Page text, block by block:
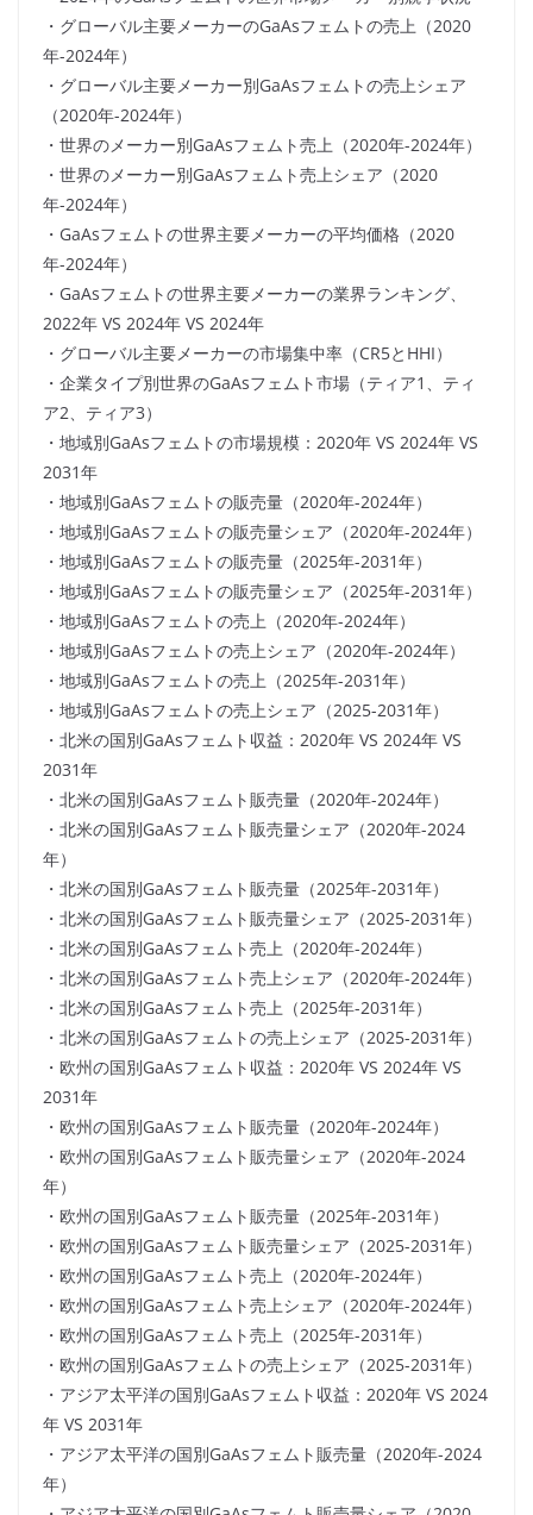
・グローバル主要メーカーのGaAsフェムトの売上（2020
年-2024年）
・グローバル主要メーカー別GaAsフェムトの売上シェア
（2020年-2024年）
・世界のメーカー別GaAsフェムト売上（2020年-2024年）
・世界のメーカー別GaAsフェムト売上シェア（2020
年-2024年）
・GaAsフェムトの世界主要メーカーの平均価格（2020
年-2024年）
・GaAsフェムトの世界主要メーカーの業界ランキング、
2022年 VS 2024年 VS 2024年
・グローバル主要メーカーの市場集中率（CR5とHHI）
・企業タイプ別世界のGaAsフェムト市場（ティア1、ティ
ア2、ティア3）
・地域別GaAsフェムトの市場規模：2020年 VS 2024年 VS
2031年
・地域別GaAsフェムトの販売量（2020年-2024年）
・地域別GaAsフェムトの販売量シェア（2020年-2024年）
・地域別GaAsフェムトの販売量（2025年-2031年）
・地域別GaAsフェムトの販売量シェア（2025年-2031年）
・地域別GaAsフェムトの売上（2020年-2024年）
・地域別GaAsフェムトの売上シェア（2020年-2024年）
・地域別GaAsフェムトの売上（2025年-2031年）
・地域別GaAsフェムトの売上シェア（2025-2031年）
・北米の国別GaAsフェムト収益：2020年 VS 2024年 VS
2031年
・北米の国別GaAsフェムト販売量（2020年-2024年）
・北米の国別GaAsフェムト販売量シェア（2020年-2024
年）
・北米の国別GaAsフェムト販売量（2025年-2031年）
・北米の国別GaAsフェムト販売量シェア（2025-2031年）
・北米の国別GaAsフェムト売上（2020年-2024年）
・北米の国別GaAsフェムト売上シェア（2020年-2024年）
・北米の国別GaAsフェムト売上（2025年-2031年）
・北米の国別GaAsフェムトの売上シェア（2025-2031年）
・欧州の国別GaAsフェムト収益：2020年 VS 2024年 VS
2031年
・欧州の国別GaAsフェムト販売量（2020年-2024年）
・欧州の国別GaAsフェムト販売量シェア（2020年-2024
年）
・欧州の国別GaAsフェムト販売量（2025年-2031年）
・欧州の国別GaAsフェムト販売量シェア（2025-2031年）
・欧州の国別GaAsフェムト売上（2020年-2024年）
・欧州の国別GaAsフェムト売上シェア（2020年-2024年）
・欧州の国別GaAsフェムト売上（2025年-2031年）
・欧州の国別GaAsフェムトの売上シェア（2025-2031年）
・アジア太平洋の国別GaAsフェムト収益：2020年 VS 2024
年 VS 2031年
・アジア太平洋の国別GaAsフェムト販売量（2020年-2024
年）